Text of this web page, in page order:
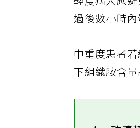
輕度病人應
過後數小時
中重度患者
下組織胺含